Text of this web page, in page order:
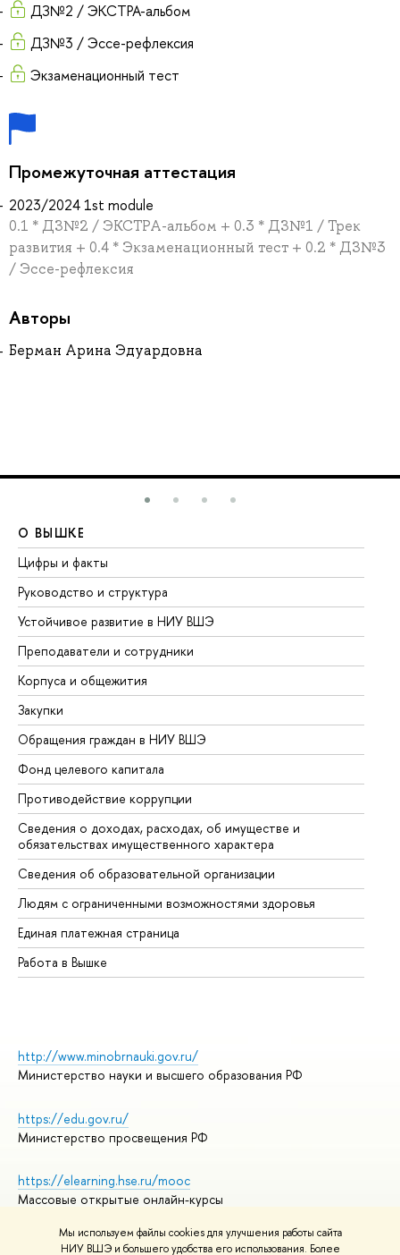
Мы используем файлы cookies для улучшения работы сайта
НИУ ВШЭ и большего удобства его использования. Более
ДЗ№2 / ЭКСТРА-альбом
ДЗ№3 / Эссе-рефлексия
Экзаменационный тест
Промежуточная аттестация
2023/2024 1st module
0.1 * ДЗ№2 / ЭКСТРА-альбом + 0.3 * ДЗ№1 / Трек
развития + 0.4 * Экзаменационный тест + 0.2 * ДЗ№3
/ Эссе-рефлексия
Авторы
Берман Арина Эдуардовна
О ВЫШКЕ
Цифры и факты
Руководство и структура
Устойчивое развитие в НИУ ВШЭ
Преподаватели и сотрудники
Корпуса и общежития
Закупки
Обращения граждан в НИУ ВШЭ
Фонд целевого капитала
Противодействие коррупции
Сведения о доходах, расходах, об имуществе и
обязательствах имущественного характера
Сведения об образовательной организации
Людям с ограниченными возможностями здоровья
Единая платежная страница
Работа в Вышке
http://www.minobrnauki.gov.ru/
Министерство науки и высшего образования РФ
https://edu.gov.ru/
Министерство просвещения РФ
https://elearning.hse.ru/mooc
Массовые открытые онлайн-курсы